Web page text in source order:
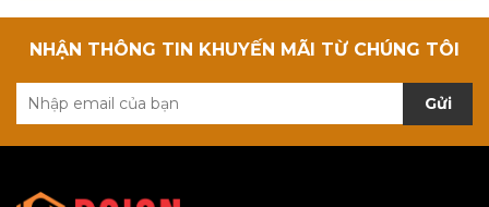
NHẬN THÔNG TIN KHUYẾN MÃI TỪ CHÚNG TÔI
Gửi